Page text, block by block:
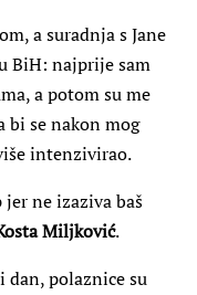
a suradnja s Jane
BiH: najprije sam
a potom su me
bi se nakon mog
intenzivirao.
ne izaziva baš
Miljković.
polaznice su